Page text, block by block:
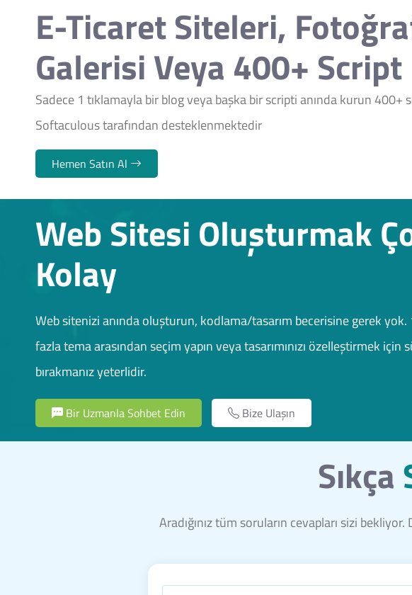
E-Ticaret Siteleri,
Galerisi Veya 400+ Script
Sadece 1 tıklamayla bir blog veya başka bir scripti anında kurun 400+
Softaculous tarafından desteklenmektedir
Hemen Satın Al
Web Sitesi Oluşturmak
Kolay
Web sitenizi anında oluşturun, kodlama/tasarım becerisine gerek
fazla tema arasından seçim yapın veya tasarımınızı özelleştirmek için
bırakmanız yeterlidir.
Bir Uzmanla Sohbet Edin Bize Ulaşın
Sıkça
Aradığınız tüm soruların cevapları sizi